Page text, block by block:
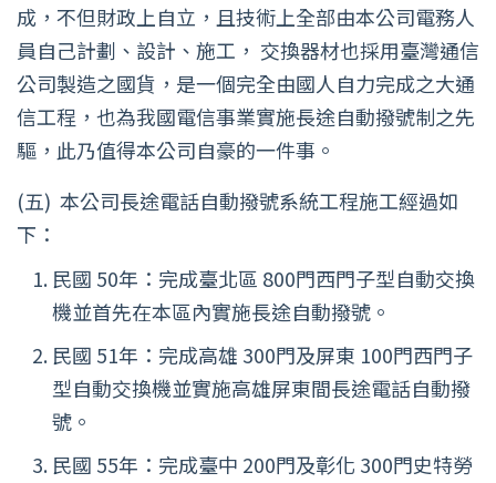
成，不但財政上自立，且技術上全部由本公司電務人
員自己計劃、設計、施工， 交換器材也採用臺灣通信
公司製造之國貨，是一個完全由國人自力完成之大通
信工程，也為我國電信事業實施長途自動撥號制之先
驅，此乃值得本公司自豪的一件事。
(五) 本公司長途電話自動撥號系統工程施工經過如
下：
民國 50年：完成臺北區 800門西門子型自動交換
機並首先在本區內實施長途自動撥號。
民國 51年：完成高雄 300門及屏東 100門西門子
型自動交換機並實施高雄屏東間長途電話自動撥
號。
民國 55年：完成臺中 200門及彰化 300門史特勞